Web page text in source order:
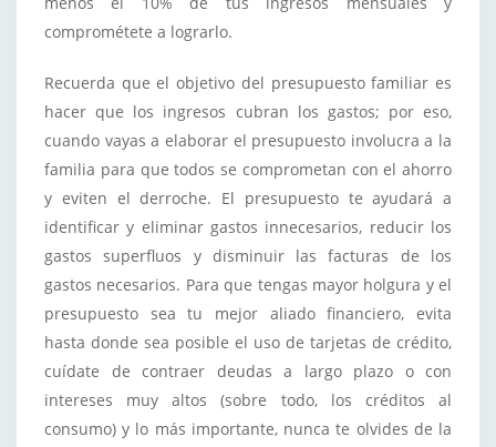
comprométete a lograrlo.
Recuerda que el objetivo del presupuesto familiar es
hacer que los ingresos cubran los gastos; por eso,
cuando vayas a elaborar el presupuesto involucra a la
familia para que todos se comprometan con el ahorro
y eviten el derroche. El presupuesto te ayudará a
identificar y eliminar gastos innecesarios, reducir los
gastos superfluos y disminuir las facturas de los
gastos necesarios. Para que tengas mayor holgura y el
presupuesto sea tu mejor aliado financiero, evita
hasta donde sea posible el uso de tarjetas de crédito,
cuídate de contraer deudas a largo plazo o con
intereses muy altos (sobre todo, los créditos al
consumo) y lo más importante, nunca te olvides de la